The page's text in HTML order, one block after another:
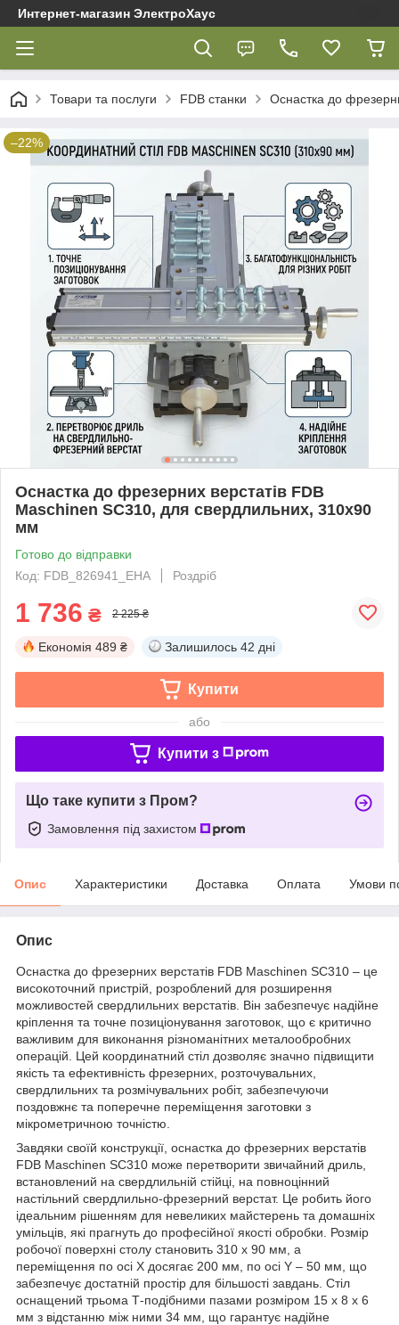
Интернет-магазин ЭлектроХаус
Товари та послуги FDB cтанки Оснастка до
–22%
Оснастка до фрезерних верстатів FDB
Maschinen SC310, для свердлильних, 310х90
мм
Готово до відправки
Код: FDB_826941_EHA
Роздріб
1 736 ₴ 2 225 ₴
Економія 489 ₴ Залишилось 42 дні
Купити
або
Купити з
Що таке купити з Пром?
Замовлення під захистом
Опис Характеристики Доставка Оплата Умови
Опис
Оснастка до фрезерних верстатів FDB Maschinen SC310 – це
високоточний пристрій, розроблений для розширення
можливостей свердлильних верстатів. Він забезпечує надійне
кріплення та точне позиціонування заготовок, що є критично
важливим для виконання різноманітних металообробних
операцій. Цей координатний стіл дозволяє значно підвищити
якість та ефективність фрезерних, розточувальних,
свердлильних та розмічувальних робіт, забезпечуючи
поздовжнє та поперечне переміщення заготовки з
мікрометричною точністю.
Завдяки своїй конструкції, оснастка до фрезерних верстатів
FDB Maschinen SC310 може перетворити звичайний дриль,
встановлений на свердлильній стійці, на повноцінний
настільний свердлильно-фрезерний верстат. Це робить його
ідеальним рішенням для невеликих майстерень та домашніх
умільців, які прагнуть до професійної якості обробки. Розмір
робочої поверхні столу становить 310 х 90 мм, а
переміщення по осі X досягає 200 мм, по осі Y – 50 мм, що
забезпечує достатній простір для більшості завдань. Стіл
оснащений трьома Т-подібними пазами розміром 15 х 8 х 6
мм з відстанню між ними 34 мм, що гарантує надійне